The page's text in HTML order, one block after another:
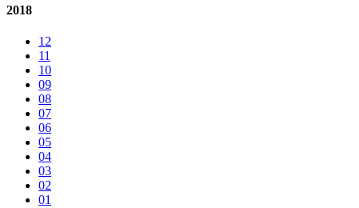
2018
12
11
10
09
08
07
06
05
04
03
02
01